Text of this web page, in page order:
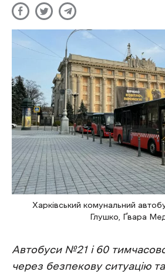
Харківський комунальний
Глушко, Ґвара
Автобуси №21 і 60
через безпекову ситуацію